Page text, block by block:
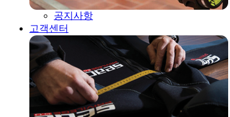
공지사항
고객센터